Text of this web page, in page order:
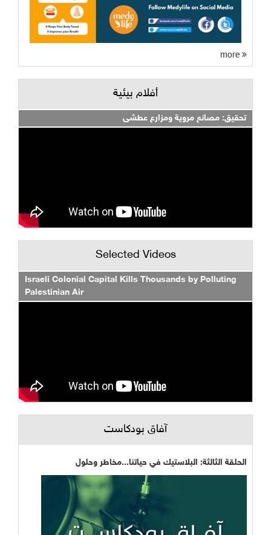
أفلام بيئية
تحقيق: مصانع مروية ومزارع عطشى
Selected Videos
Israeli Colonial Capital Kills Thousands by Polluting
Palestinian Air
آفاق بودكاست
الحلقة الثالثة: البلاستيك في حياتنا...مخاطر وحلول